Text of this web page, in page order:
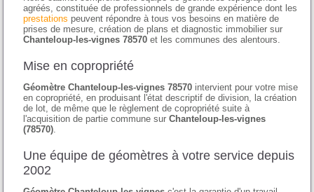
agréés, constituée de professionnels de grande expérience dont les
prestations peuvent répondre à tous vos besoins en matière de
prises de mesure, création de plans et diagnostic immobilier sur
Chanteloup-les-vignes 78570 et les communes des alentours.
Mise en copropriété
Géomètre Chanteloup-les-vignes 78570 intervient pour votre mise
en copropriété, en produisant l'état descriptif de division, la création
de lot, de même que le règlement de copropriété suite à
l'acquisition de partie commune surChanteloup-les-vignes
(78570)
Une équipe de géomètres à votre service depuis
2002